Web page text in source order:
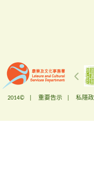
2014© | 重要告示 私隱